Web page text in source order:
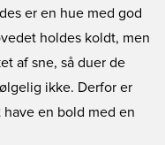
er en hue med god
holdes koldt, men
af sne, så duer de
ikke. Derfor er
en bold med en